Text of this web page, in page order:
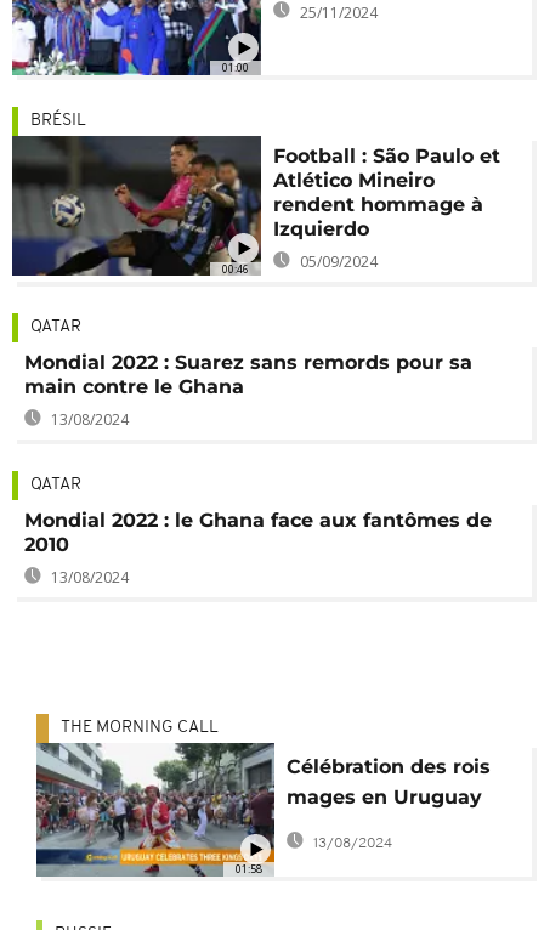
01:00
25/11/2024
00:46
BRÉSIL
Football : São Paulo et
Atlético Mineiro
rendent hommage à
Izquierdo
05/09/2024
QATAR
Mondial 2022 : Suarez sans remords pour sa
main contre le Ghana
13/08/2024
QATAR
Mondial 2022 : le Ghana face aux fantômes de
2010
13/08/2024
01:58
THE MORNING CALL
Célébration des rois
mages en Uruguay
[Grand Angle]
13/08/2024